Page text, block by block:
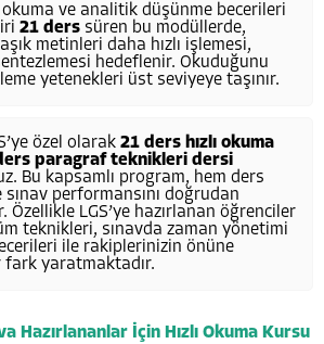
okuma ve analitik düşünme becerileri
21 ders süren bu modüllerde,
metinleri daha hızlı işlemesi,
hedeflenir. Okuduğunu
yetenekleri üst seviyeye taşınır.
özel olarak 21 ders hızlı okuma
paragraf teknikleri dersi
Bu kapsamlı program, hem ders
sınav performansını doğrudan
Özellikle LGS’ye hazırlanan öğrenciler
teknikleri, sınavda zaman yönetimi
ile rakiplerinizin önüne
fark yaratmaktadır.
Hazırlananlar İçin Hızlı Okuma Kursu